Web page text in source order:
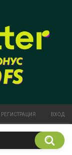
РЕГИСТРАЦИЯ ВХОД